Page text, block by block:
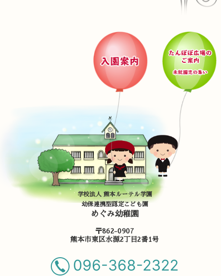
学校法人 熊本ルーテル学園
幼保連携型認定こども園
めぐみ幼稚園
〒862-0907
熊本市東区水源2丁目2番1号
096-368-2322